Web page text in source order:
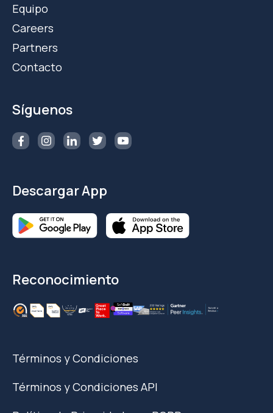
Equipo
Careers
Partners
Contacto
Síguenos
Descargar App
Reconocimiento
Términos y Condiciones
Términos y Condiciones API